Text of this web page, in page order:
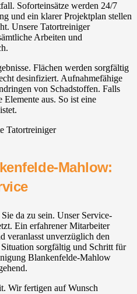
Soforteinsätze werden 24/7
und ein klarer Projektplan stellen
Unsere Tatortreiniger
Arbeiten und
Flächen werden sorgfältig
desinfiziert. Aufnahmefähige
von Schadstoffen. Falls
aus. So ist eine
Mahlow⁠:
da zu sein. Unser Service-
Ein erfahrener Mitarbeiter
veranlasst unverzüglich den
sorgfältig und Schritt für
Blankenfelde-Mahlow⁠
Wir fertigen auf Wunsch